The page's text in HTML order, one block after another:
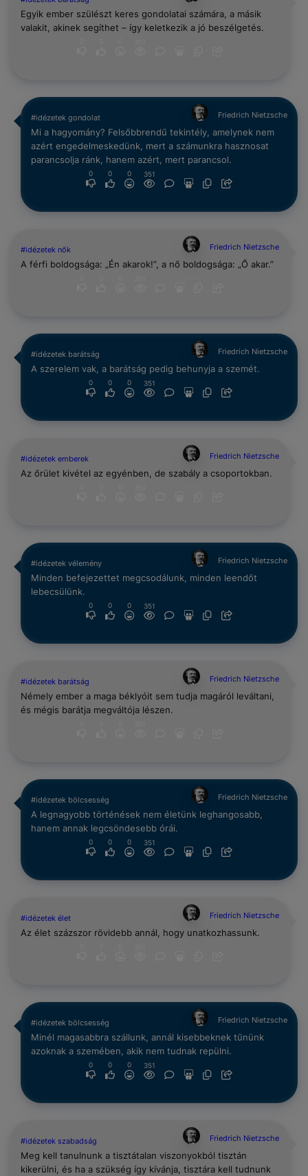
Egyik ember szülészt keres gondolatai számára, a másik
valakit, akinek segíthet – így keletkezik a jó beszélgetés.
#idézetek gondolat Friedrich Nietzsche
Mi a hagyomány? Felsőbbrendű tekintély, amelynek nem
azért engedelmeskedünk, mert a számunkra hasznosat
parancsolja ránk, hanem azért, mert parancsol.
0 0 0 351
#idézetek nők Friedrich Nietzsche
A férfi boldogsága: „Én akarok!”, a nő boldogsága: „Ő akar.”
#idézetek barátság Friedrich Nietzsche
A szerelem vak, a barátság pedig behunyja a szemét.
0 0 0 351
#idézetek emberek Friedrich Nietzsche
Az őrület kivétel az egyénben, de szabály a csoportokban.
#idézetek vélemény Friedrich Nietzsche
Minden befejezettet megcsodálunk, minden leendőt
lebecsülünk.
0 0 0 351
#idézetek barátság Friedrich Nietzsche
Némely ember a maga béklyóit sem tudja magáról leváltani,
és mégis barátja megváltója lészen.
#idézetek bölcsesség Friedrich Nietzsche
A legnagyobb történések nem életünk leghangosabb,
hanem annak legcsöndesebb órái.
0 0 0 351
#idézetek élet Friedrich Nietzsche
Az élet százszor rövidebb annál, hogy unatkozhassunk.
#idézetek bölcsesség Friedrich Nietzsche
Minél magasabbra szállunk, annál kisebbeknek tűnünk
azoknak a szemében, akik nem tudnak repülni.
0 0 0 351
#idézetek szabadság Friedrich Nietzsche
Meg kell tanulnunk a tisztátalan viszonyokból tisztán
kikerülni, és ha a szükség így kívánja, tisztára kell tudnunk